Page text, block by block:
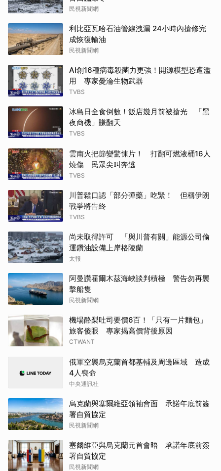
民視新聞網
利比亞瓦哈石油管線洩漏 24小時內搶修完
成恢復輸油
民視新聞網
AI創16種病毒殺菌力更強！開源模型恐遭濫
用 專家憂淪生物武器
TVBS
冰島日全食倒數！飯店幾月前被搶光 「黑
夜商機」賺翻天
TVBS
雲南火把節變驚悚片！ 打翻可燃液桶16人
燒傷 民眾尖叫奔逃
TVBS
川普鬆口認「部分彈藥」吃緊！ 但稱伊朗
戰爭將告終
TVBS
尚未取得許可 「與川普有關」能源公司偷
運鑽油設備上岸格陵蘭
太報
阿曼讚霍爾木茲海峽談判積極 警告勿再襲
擊船隻
民視新聞網
機場酪梨吐司要價6百！「只有一片麵包」
旅客傻眼 專家揭高價背後原因
CTWANT
俄軍空襲烏克蘭首都基輔及周邊區域 造成
4人喪命
中央通訊社
烏克蘭與塞爾維亞領袖會面 承諾年底前簽
署自貿協定
民視新聞網
塞爾維亞與烏克蘭元首會晤 承諾年底前簽
署自貿協定
民視新聞網